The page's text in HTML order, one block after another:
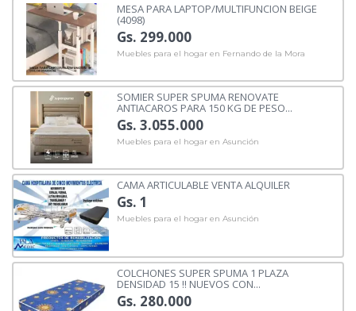
MESA PARA LAPTOP/MULTIFUNCION BEIGE
(4098)
Gs. 299.000
Muebles para el hogar en Fernando de la Mora
SOMIER SUPER SPUMA RENOVATE
ANTIACAROS PARA 150 KG DE PESO...
Gs. 3.055.000
Muebles para el hogar en Asunción
CAMA ARTICULABLE VENTA ALQUILER
Gs. 1
Muebles para el hogar en Asunción
COLCHONES SUPER SPUMA 1 PLAZA
DENSIDAD 15 !! NUEVOS CON...
Gs. 280.000